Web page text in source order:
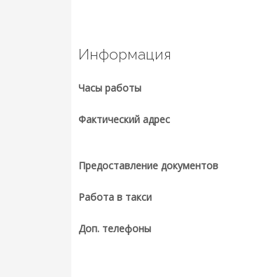
Информация
Часы работы
Фактический адрес
Предоставление документов
Работа в такси
Доп. телефоны